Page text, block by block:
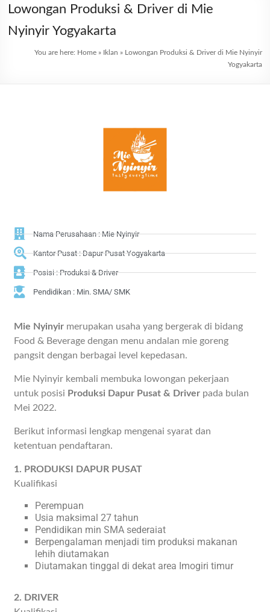
Lowongan Produksi & Driver di Mie
Nyinyir Yogyakarta
You are here: Home» Iklan » Lowongan Produksi & Driver di Mie Nyinyir
Yogyakarta
Nama Perusahaan : Mie Nyinyir
Kantor Pusat : Dapur Pusat Yogyakarta
Posisi : Produksi & Driver
Pendidikan : Min. SMA/ SMK
Mie Nyinyir merupakan usaha yang bergerak di bidang
Food & Beverage dengan menu andalan mie goreng
pangsit dengan berbagai level kepedasan.
Mie Nyinyir kembali membuka lowongan pekerjaan
untuk posisi Produksi Dapur Pusat & Driver pada bulan
Mei 2022.
Berikut informasi lengkap mengenai syarat dan
ketentuan pendaftaran.
1. PRODUKSI DAPUR PUSAT
Kualifikasi
Perempuan
Usia maksimal 27 tahun
Pendidikan min SMA sederaiat
Berpengalaman menjadi tim produksi makanan
lehih diutamakan
Diutamakan tinggal di dekat area Imogiri timur
2. DRIVER